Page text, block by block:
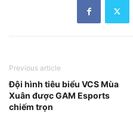
Previous article
Đội hình tiêu biểu VCS Mùa
Xuân được GAM Esports
chiếm trọn